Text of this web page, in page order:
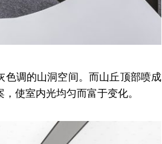
调的山洞空间。而山丘顶部喷成
使室内光均匀而富于变化。